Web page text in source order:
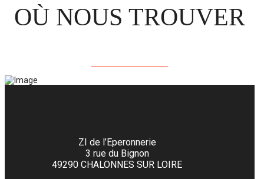
OÙ NOUS TROUVER
ZI de l’Eperonnerie
3 rue du Bignon
49290 CHALONNES SUR LOIRE